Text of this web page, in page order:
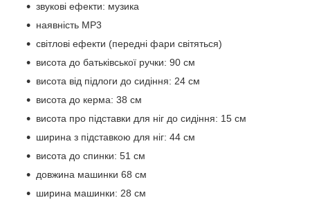
звукові ефекти: музика
наявність MP3
світлові ефекти (передні фари світяться)
висота до батьківської ручки: 90 см
висота від підлоги до сидіння: 24 см
висота до керма: 38 см
висота про підставки для ніг до сидіння: 15 см
ширина з підставкою для ніг: 44 см
висота до спинки: 51 см
довжина машинки 68 см
ширина машинки: 28 см